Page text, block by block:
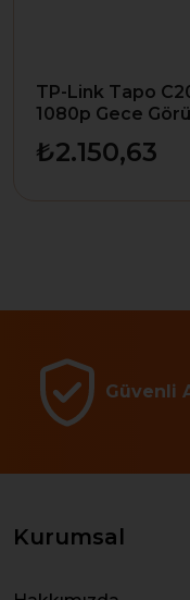
TP-Link Tapo
1080p Gece
₺2.150,63
Güvenli
Kurumsal